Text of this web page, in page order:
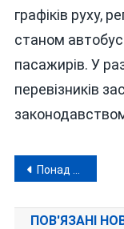
графіків руху,
станом
пасажирів. У
перевізників
Навігація
записів
Понад 1800 витоків газу на Вінниччині та зникнення понад 5 мільйонів кубометрів «блакитного палива»
ПОВ'ЯЗАНІ